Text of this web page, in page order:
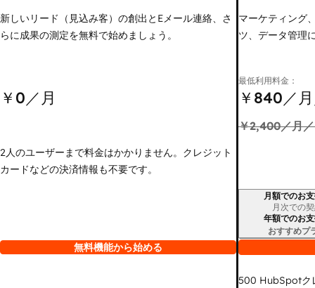
新しいリード（見込み客）の創出とEメール連絡、さ
らに成果の測定を無料で始めましょう。
￥0／月
2人のユーザーまで料金はかかりません。クレジット
カードなどの決済情報も不要です。
無料機能から始める
マーケティング
ツ、データ管理
最低利用料金：
￥840／
￥2,400／月
請求期間月額でのお
月次での
年額でのお
おすすめプ
500 HubSpotク